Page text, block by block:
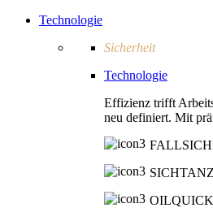
Technologie
Sicherheit
Technologie
Effizienz trifft
neu definiert. Mit